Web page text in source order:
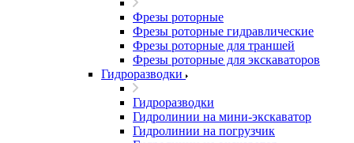
Фрезы роторные
Фрезы роторные гидравлические
Фрезы роторные для траншей
Фрезы роторные для экскаваторов
Гидроразводки
Гидроразводки
Гидролинии на мини-экскаватор
Гидролинии на погрузчик